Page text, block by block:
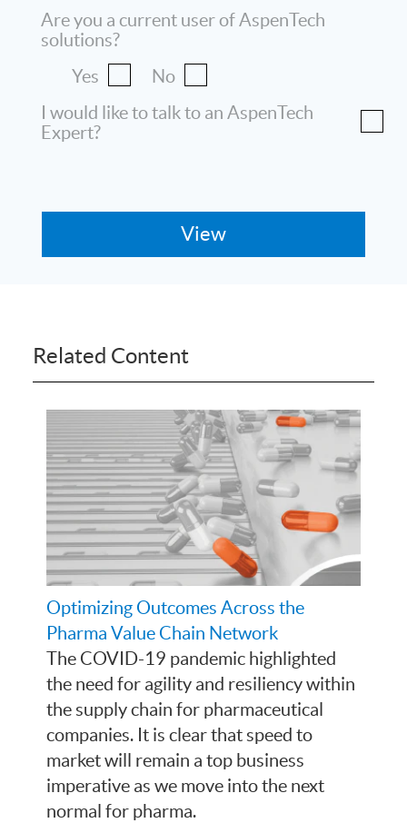
Are you a current user of AspenTech
solutions?
Yes
No
I would like to talk to an AspenTech
Expert?
Related Content
Optimizing Outcomes Across the
Pharma Value Chain Network
The COVID-19 pandemic highlighted
the need for agility and resiliency within
the supply chain for pharmaceutical
companies. It is clear that speed to
market will remain a top business
imperative as we move into the next
normal for pharma.